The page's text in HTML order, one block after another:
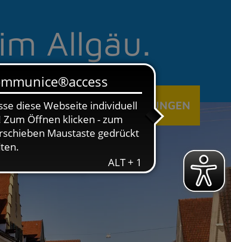
im Allgäu.
ÖFFENTLICHE EINRICHTUNGEN